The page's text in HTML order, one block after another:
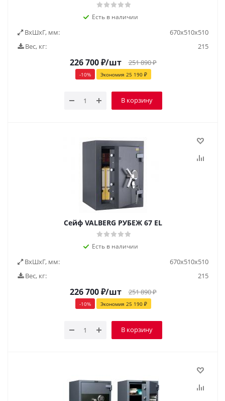
Есть в наличии
ВxШxГ, мм:
670х510х510
Вес, кг:
215
226 700₽/шт 251 890₽
-10% Экономия 25 190₽
В корзину
Сейф VALBERG РУБЕЖ 67 EL
Есть в наличии
ВxШxГ, мм:
670х510х510
Вес, кг:
215
226 700₽/шт 251 890₽
-10% Экономия 25 190₽
В корзину